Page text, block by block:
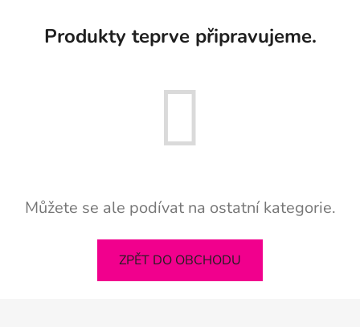
Produkty teprve připravujeme.
Můžete se ale podívat na ostatní kategorie.
ZPĚT DO OBCHODU